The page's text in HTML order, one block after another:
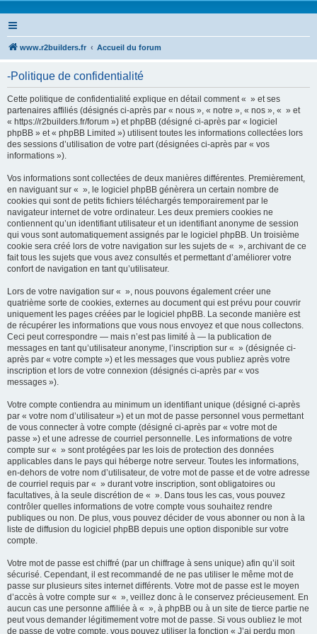
www.r2builders.fr Accueil du forum
-Politique de confidentialité
Cette politique de confidentialité explique en détail comment « » et ses
partenaires affiliés (désignés ci-après par « nous », « notre », « nos », « » et
« https://r2builders.fr/forum ») et phpBB (désigné ci-après par « logiciel
phpBB » et « phpBB Limited ») utilisent toutes les informations collectées lors
des sessions d’utilisation de votre part (désignées ci-après par « vos
informations »).
Vos informations sont collectées de deux manières différentes. Premièrement,
en naviguant sur « », le logiciel phpBB génèrera un certain nombre de
cookies qui sont de petits fichiers téléchargés temporairement par le
navigateur internet de votre ordinateur. Les deux premiers cookies ne
contiennent qu’un identifiant utilisateur et un identifiant anonyme de session
qui vous sont automatiquement assignés par le logiciel phpBB. Un troisième
cookie sera créé lors de votre navigation sur les sujets de « », archivant de ce
fait tous les sujets que vous avez consultés et permettant d’améliorer votre
confort de navigation en tant qu’utilisateur.
Lors de votre navigation sur « », nous pouvons également créer une
quatrième sorte de cookies, externes au document qui est prévu pour couvrir
uniquement les pages créées par le logiciel phpBB. La seconde manière est
de récupérer les informations que vous nous envoyez et que nous collectons.
Ceci peut correspondre — mais n’est pas limité à — la publication de
messages en tant qu’utilisateur anonyme, l’inscription sur « » (désignée ci-
après par « votre compte ») et les messages que vous publiez après votre
inscription et lors de votre connexion (désignés ci-après par « vos
messages »).
Votre compte contiendra au minimum un identifiant unique (désigné ci-après
par « votre nom d’utilisateur ») et un mot de passe personnel vous permettant
de vous connecter à votre compte (désigné ci-après par « votre mot de
passe ») et une adresse de courriel personnelle. Les informations de votre
compte sur « » sont protégées par les lois de protection des données
applicables dans le pays qui héberge notre serveur. Toutes les informations,
en-dehors de votre nom d’utilisateur, de votre mot de passe et de votre adresse
de courriel requis par « » durant votre inscription, sont obligatoires ou
facultatives, à la seule discrétion de « ». Dans tous les cas, vous pouvez
contrôler quelles informations de votre compte vous souhaitez rendre
publiques ou non. De plus, vous pouvez décider de vous abonner ou non à la
liste de diffusion du logiciel phpBB depuis une option disponible sur votre
compte.
Votre mot de passe est chiffré (par un chiffrage à sens unique) afin qu’il soit
sécurisé. Cependant, il est recommandé de ne pas utiliser le même mot de
passe sur plusieurs sites internet différents. Votre mot de passe est le moyen
d’accès à votre compte sur « », veillez donc à le conservez précieusement. En
aucun cas une personne affiliée à « », à phpBB ou à un site de tierce partie ne
peut vous demander légitimement votre mot de passe. Si vous oubliez le mot
de passe de votre compte, vous pouvez utiliser la fonction « J’ai perdu mon